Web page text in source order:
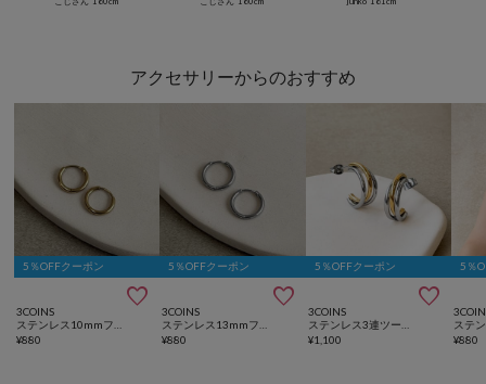
アクセサリーからのおすすめ
5％OFFクーポン

3COINS
¥880
5％OFFクーポン

3COINS
¥880
5％OFFクーポン

3COINS
¥1,100
5％
¥880